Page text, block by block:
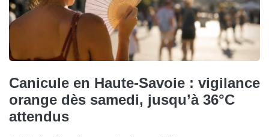
Canicule en Haute-Savoie : vigilance
orange dès samedi, jusqu’à 36°C
attendus